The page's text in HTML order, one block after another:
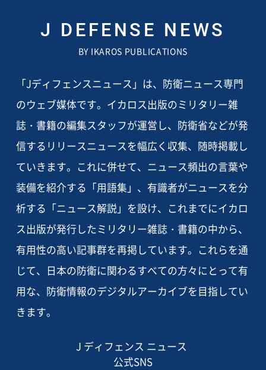
J DEFENSE NEWS
BY IKAROS PUBLICATIONS
「Jディフェンスニュース」は、防衛ニュース専門
のウェブ媒体です。イカロス出版のミリタリー雑
誌・書籍の編集スタッフが運営し、防衛省などが発
信するリリースニュースを幅広く収集、随時掲載し
ていきます。これに併せて、ニュース頻出の言葉や
装備を紹介する「用語集」、有識者がニュースを分
析する「ニュース解説」を設け、これまでにイカロ
ス出版が発行したミリタリー雑誌・書籍の中から、
有用性の高い記事群を再掲しています。これらを通
じて、日本の防衛に関わるすべての方々にとって有
用な、防衛情報のデジタルアーカイブを目指してい
きます。
J ディフェンス ニュース
公式SNS